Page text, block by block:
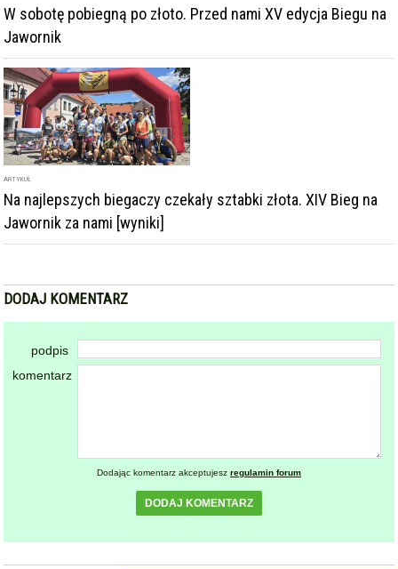
W sobotę pobiegną po złoto. Przed nami XV edycja Biegu na
Jawornik
ARTYKUŁ
Na najlepszych biegaczy czekały sztabki złota. XIV Bieg na
Jawornik za nami [wyniki]
DODAJ KOMENTARZ
podpis
komentarz
Dodając komentarz akceptujesz regulamin forum
DODAJ KOMENTARZ